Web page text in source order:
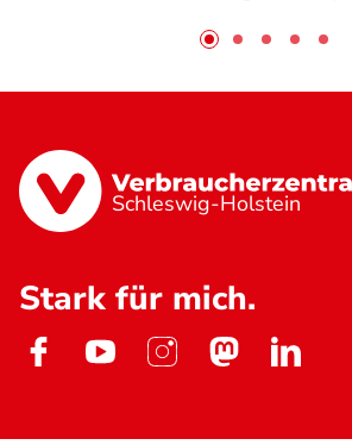
Schleswig-Holstein
Stark für mich.